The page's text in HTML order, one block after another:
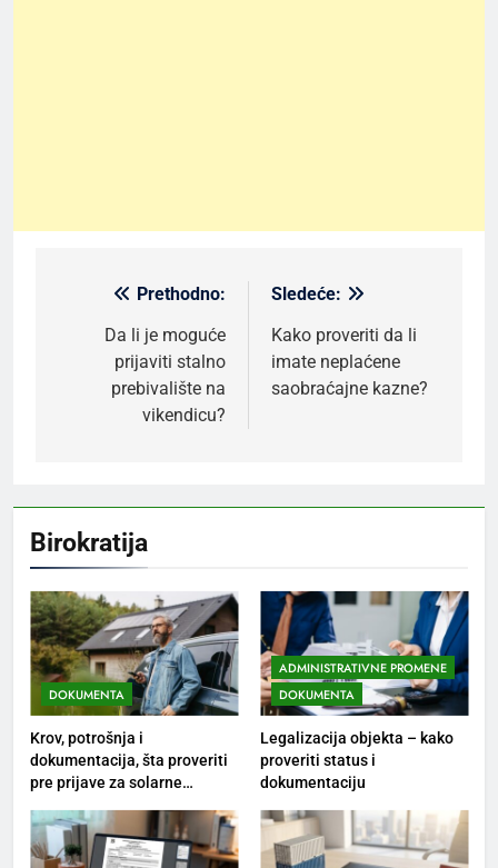
Kretanje
članka
Prethodno:
Da li je moguće
prijaviti stalno
prebivalište na
vikendicu?
Sledeće:
Kako proveriti da li
imate neplaćene
saobraćajne kazne?
Birokratija
DOKUMENTA
Krov, potrošnja i
dokumentacija, šta proveriti
pre prijave za solarne
ADMINISTRATIVNE PROMENE
DOKUMENTA
Legalizacija objekta – kako
proveriti status i
dokumentaciju